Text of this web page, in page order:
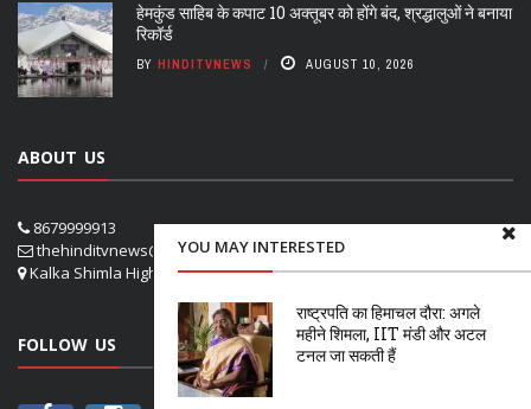
YOU MAY INTERESTED
राष्ट्रपति का हिमाचल दौरा: अगले
महीने शिमला, IIT मंडी और अटल
टनल जा सकती हैं
हेमकुंड साहिब के कपाट 10 अक्तूबर को होंगे बंद, श्रद्धालुओं ने बनाया
रिकॉर्ड
BY HINDITVNEWS AUGUST 10, 2026
ABOUT US
8679999913
thehinditvnews@gmail.com
Kalka Shimla Highway- VPO Panog, SHOGHI SHIMLA
FOLLOW US